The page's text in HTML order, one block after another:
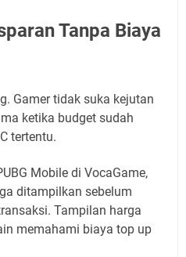
Tanpa Biaya
Gamer tidak suka kejutan
ketika budget sudah
tertentu.
Mobile di VocaGame,
ditampilkan sebelum
Tampilan harga
memahami biaya top up